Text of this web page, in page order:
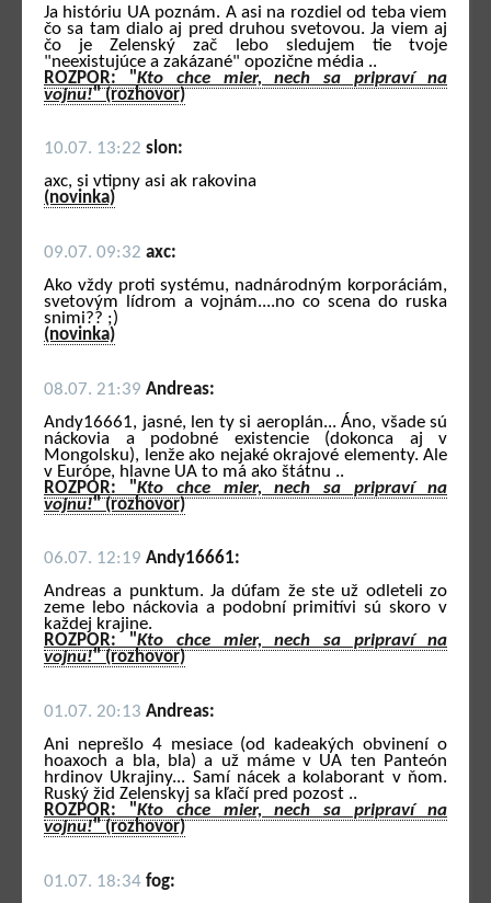
Ja históriu UA poznám. A asi na rozdiel od teba viem
čo sa tam dialo aj pred druhou svetovou. Ja viem aj
čo je Zelenský zač lebo sledujem tie tvoje
"neexistujúce a zakázané" opozične média ..
ROZPOR: "Kto chce mier, nech sa pripraví na
vojnu!" (rozhovor)
10.07. 13:22 slon:
axc, si vtipny asi ak rakovina
(novinka)
09.07. 09:32 axc:
Ako vždy proti systému, nadnárodným korporáciám,
svetovým lídrom a vojnám....no co scena do ruska
snimi?? ;)
(novinka)
08.07. 21:39 Andreas:
Andy16661, jasné, len ty si aeroplán... Áno, všade sú
náckovia a podobné existencie (dokonca aj v
Mongolsku), lenže ako nejaké okrajové elementy. Ale
v Európe, hlavne UA to má ako štátnu ..
ROZPOR: "Kto chce mier, nech sa pripraví na
vojnu!" (rozhovor)
06.07. 12:19 Andy16661:
Andreas a punktum. Ja dúfam že ste už odleteli zo
zeme lebo náckovia a podobní primitívi sú skoro v
každej krajine.
ROZPOR: "Kto chce mier, nech sa pripraví na
vojnu!" (rozhovor)
01.07. 20:13 Andreas:
Ani neprešlo 4 mesiace (od kadeakých obvinení o
hoaxoch a bla, bla) a už máme v UA ten Panteón
hrdinov Ukrajiny... Samí nácek a kolaborant v ňom.
Ruský žid Zelenskyj sa kľačí pred pozost ..
ROZPOR: "Kto chce mier, nech sa pripraví na
vojnu!" (rozhovor)
01.07. 18:34 fog: